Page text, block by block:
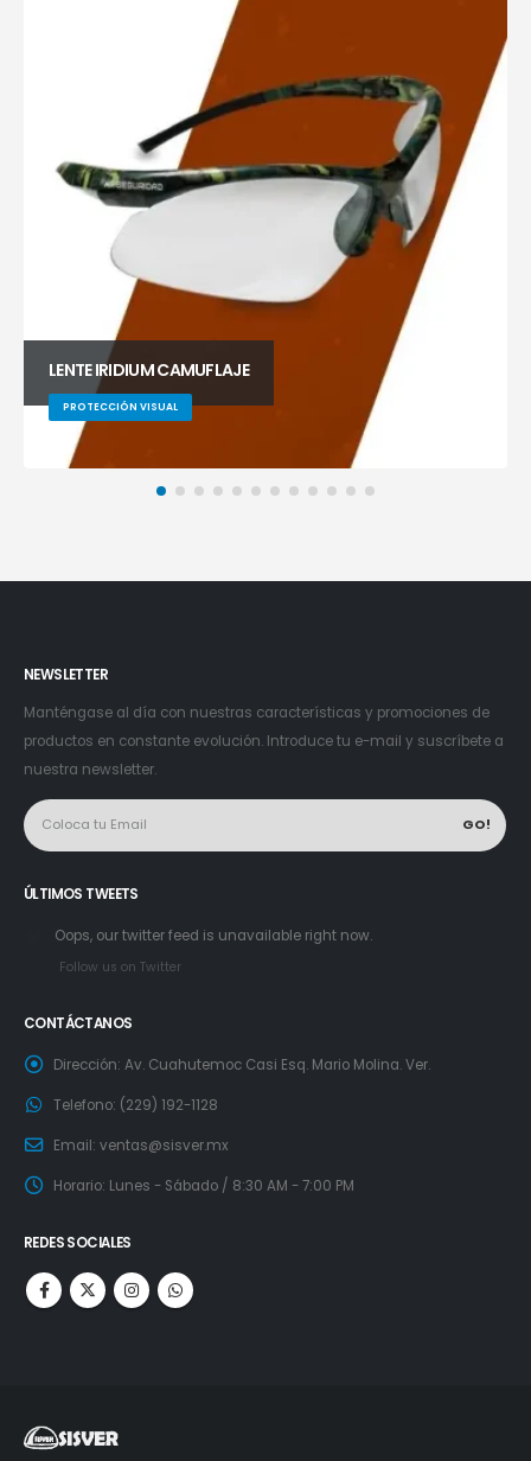
LENTE IRIDIUM CAMUFLAJE
PROTECCIÓN VISUAL
NEWSLETTER
Manténgase al día con nuestras características y promociones de
productos en constante evolución. Introduce tu e-mail y suscríbete a
nuestra newsletter.
ÚLTIMOS TWEETS
Oops, our twitter feed is unavailable right now.
Follow us on Twitter
CONTÁCTANOS
Dirección: Av. Cuahutemoc Casi Esq. Mario Molina. Ver.
Telefono: (229) 192-1128
Email: ventas@sisver.mx
Horario: Lunes - Sábado / 8:30 AM - 7:00 PM
REDES SOCIALES